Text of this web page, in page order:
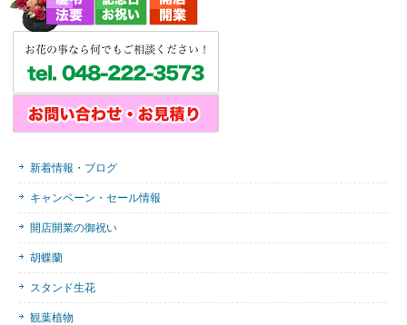
新着情報・ブログ
キャンペーン・セール情報
開店開業の御祝い
胡蝶蘭
スタンド生花
観葉植物